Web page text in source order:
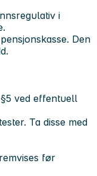
i
Den
ved effentuell
Ta disse med
før